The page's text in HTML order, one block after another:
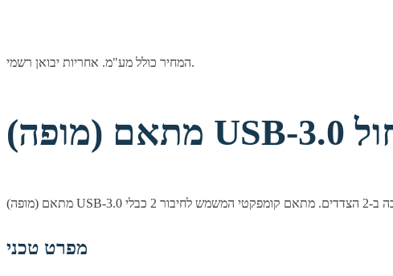
המחיר כולל מע"מ. אחריות יבואן רשמי.
מפרט טכני